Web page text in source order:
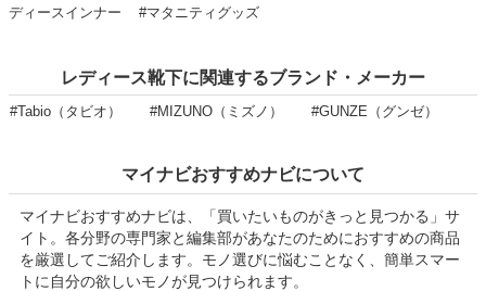
ディースインナー
#マタニティグッズ
レディース靴下に関連するブランド・メーカー
#Tabio（タビオ） #MIZUNO（ミズノ） #GUNZE（グンゼ）
マイナビおすすめナビについて
マイナビおすすめナビは、「買いたいものがきっと見つかる」サ
イト。各分野の専門家と編集部があなたのためにおすすめの商品
を厳選してご紹介します。モノ選びに悩むことなく、簡単スマー
トに自分の欲しいモノが見つけられます。